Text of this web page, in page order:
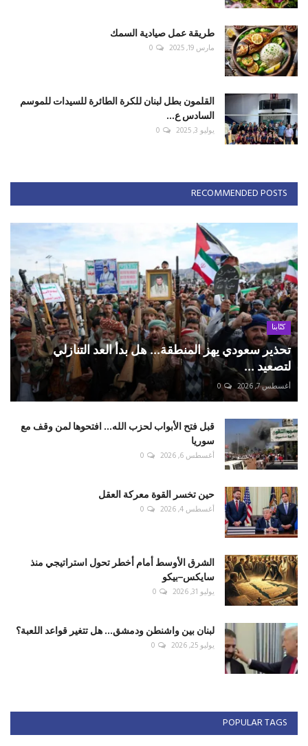
طريقة عمل صيادية السمك
مارس 19, 2025 0
القلمون بطل لبنان للكرة الطائرة للسيدات للموسم
السادس ع...
يوليو 3, 2025 0
RECOMMENDED POSTS
كتّابنا
تحذير سعودي يهز المنطقة... هل بدأ العد التنازلي
لتصعيد ...
أغسطس 7, 2026 0
قبل فتح الأبواب لحزب الله... افتحوها لمن وقف مع
سوريا
أغسطس 6, 2026 0
حين تخسر القوة معركة العقل
أغسطس 4, 2026 0
الشرق الأوسط أمام أخطر تحول استراتيجي منذ
سايكس–بيكو
يوليو 31, 2026 0
لبنان بين واشنطن ودمشق... هل تتغير قواعد اللعبة؟
يوليو 25, 2026 0
POPULAR TAGS